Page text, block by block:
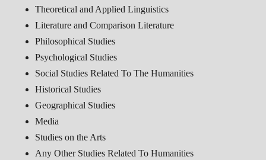
Theoretical and Applied Linguistics
Literature and Comparison Literature
Philosophical Studies
Psychological Studies
Social Studies Related To The Humanities
Historical Studies
Geographical Studies
Media
Studies on the Arts
Any Other Studies Related To Humanities